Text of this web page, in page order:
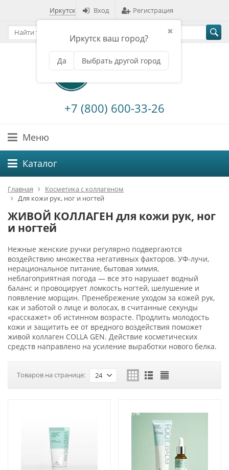
Иркутск
✖
Иркутск ваш город?
Да Выбрать другой город
Вход Регистрация
+7 (800) 600-33-26
Меню
Каталог
Главная
Косметика с коллагеном
Для кожи рук, ног и ногтей
ЖИВОЙ КОЛЛАГЕН для кожи рук, ног
и ногтей
Нежные женские ручки регулярно подвергаются
воздействию множества негативных факторов. УФ-лучи,
нерациональное питание, бытовая химия,
неблагоприятная погода — все это нарушает водный
баланс и провоцирует ломкость ногтей, шелушение и
появление морщин. Пренебрежение уходом за кожей рук,
как и заботой о лице и волосах, в считанные секунды
«расскажет» об истинном возрасте. Продлить молодость
кожи и защитить ее от вредного воздействия поможет
живой коллаген COLLA GEN. Действие косметических
средств направлено на усиление выработки нового белка.
Товаров на странице: 24
-37%